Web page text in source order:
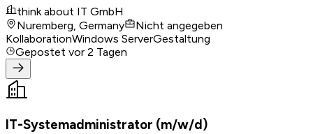
think about IT GmbH
Nuremberg, Germany
Nicht angegeben
KollaborationWindows ServerGestaltung
Gepostet vor 2 Tagen
IT-Systemadministrator (m/w/d)